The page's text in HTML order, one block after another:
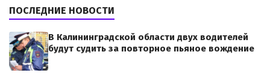
ПОСЛЕДНИЕ НОВОСТИ
В Калининградской области двух водителей
будут судить за повторное пьяное вождение